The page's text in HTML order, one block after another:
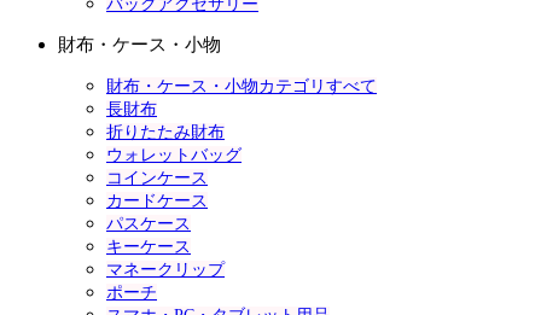
バッグアクセサリー
財布・ケース・小物
財布・ケース・小物カテゴリすべて
長財布
折りたたみ財布
ウォレットバッグ
コインケース
カードケース
パスケース
キーケース
マネークリップ
ポーチ